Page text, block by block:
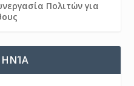
Πολιτών για